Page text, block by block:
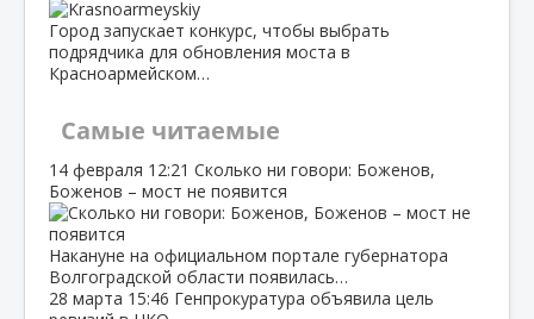
Город запускает конкурс, чтобы выбрать
подрядчика для обновления моста в
Красноармейском…
Самые читаемые
14 февраля 12:21 Сколько ни говори: Боженов,
Боженов – мост не появится
Накануне на официальном портале губернатора
Волгоградской области появилась…
28 марта 15:46 Генпрокуратура объявила цель